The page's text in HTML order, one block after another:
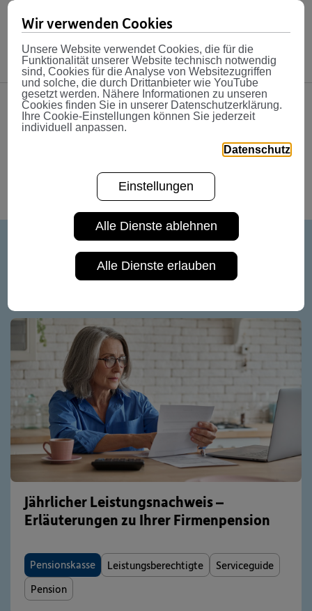
Schritt und hat das Potenzial, das Kräfteverhältnis im
Pensionssystem nachhaltig zu verändern und für alle
Share
Weitere News
Jährlicher Leistungsnachweis –
Erläuterungen zu Ihrer Firmenpension
Pensionskasse Leistungsberechtigte
Serviceguide
Pension
Wir verwenden Cookies
Unsere Website verwendet Cookies, die für die
Funktionalität unserer Website technisch notwendig
sind, Cookies für die Analyse von Websitezugriffen
und solche, die durch Drittanbieter wie YouTube
gesetzt werden. Nähere Informationen zu unseren
Cookies finden Sie in unserer Datenschutzerklärung.
Ihre Cookie-Einstellungen können Sie jederzeit
individuell anpassen.
Datenschutz
Einstellungen
Alle Dienste ablehnen
Alle Dienste erlauben